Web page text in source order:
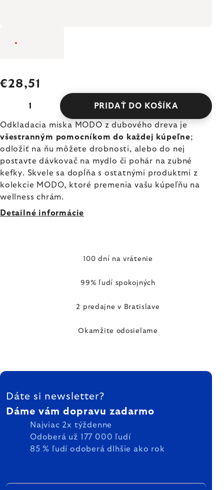
€28,51
PRIDAŤ DO KOŠÍKA
Odkladacia miska MODO z dubového dreva je
všestranným pomocníkom do každej kúpeľne;
odložiť na ňu môžete drobnosti, alebo do nej
postavte dávkovač na mydlo či pohár na zubné
kefky. Skvele sa dopĺňa s ostatnými produktmi z
kolekcie MODO, ktoré premenia vašu kúpeľňu na
wellness chrám.
Detailné informácie
100 dní na vrátenie
99% ľudí spokojných
2 predajne v Bratislave
Okamžite odosielame
ZÁPÄTIE
Dáte si newsletter?
Dáme vám dopravu zadarmo
Najviac 2x týždenne
Odoberá už 177 000 ľudí
85 % ľudí odoberá dlhšie ako rok